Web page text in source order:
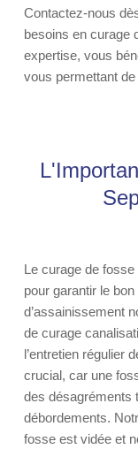
Contactez-nous
besoins en curage
expertise, vous
vous permettant de
Le curage de
pour garantir le
d’assainissement
de curage
l’entretien régulier
crucial, car une
des désagréments
débordements.
fosse est vidée et